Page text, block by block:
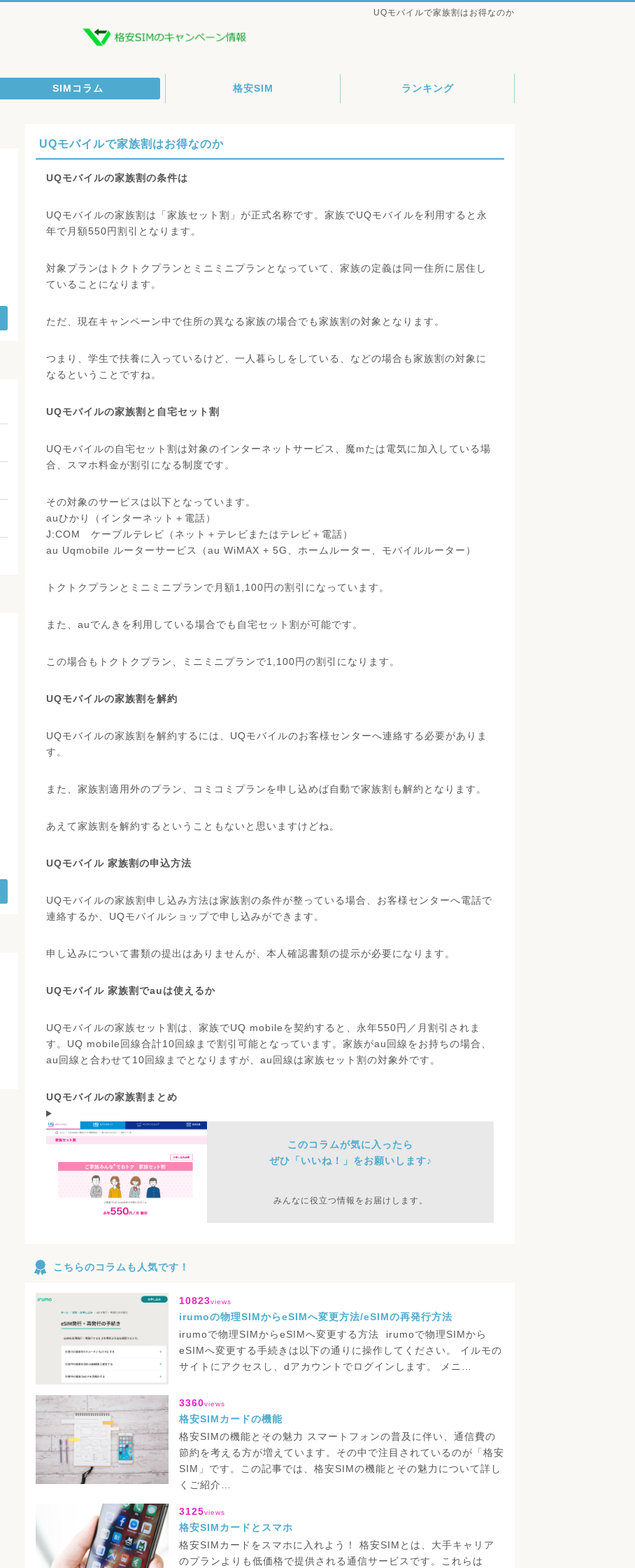
UQモバイルで家族割はお得なのか
SIMコラム 格安SIM ランキング
UQモバイルで家族割はお得なのか
UQモバイルの家族割の条件は
UQモバイルの家族割は「家族セット割」が正式名称です。家族でUQモバイルを利用すると永
年で月額550円割引となります。
対象プランはトクトクプランとミニミニプランとなっていて、家族の定義は同一住所に居住し
ていることになります。
ただ、現在キャンペーン中で住所の異なる家族の場合でも家族割の対象となります。
つまり、学生で扶養に入っているけど、一人暮らしをしている、などの場合も家族割の対象に
なるということですね。
UQモバイルの家族割と自宅セット割
UQモバイルの自宅セット割は対象のインターネットサービス、魔mたは電気に加入している場
合、スマホ料金が割引になる制度です。
その対象のサービスは以下となっています。
auひかり（インターネット＋電話）
J:COM ケーブルテレビ（ネット＋テレビまたはテレビ＋電話）
au Uqmobile ルーターサービス（au WiMAX + 5G、ホームルーター、モバイルルーター）
トクトクプランとミニミニプランで月額1,100円の割引になっています。
また、auでんきを利用している場合でも自宅セット割が可能です。
この場合もトクトクプラン、ミニミニプランで1,100円の割引になります。
UQモバイルの家族割を解約
UQモバイルの家族割を解約するには、UQモバイルのお客様センターへ連絡する必要がありま
す。
また、家族割適用外のプラン、コミコミプランを申し込めば自動で家族割も解約となります。
あえて家族割を解約するということもないと思いますけどね。
UQモバイル 家族割の申込方法
UQモバイルの家族割申し込み方法は家族割の条件が整っている場合、お客様センターへ電話で
連絡するか、UQモバイルショップで申し込みができます。
申し込みについて書類の提出はありませんが、本人確認書類の提示が必要になります。
UQモバイル 家族割でauは使えるか
UQモバイルの家族セット割は、家族でUQ mobileを契約すると、永年550円／月割引されま
す。UQ mobile回線合計10回線まで割引可能となっています。家族がau回線をお持ちの場合、
au回線と合わせて10回線までとなりますが、au回線は家族セット割の対象外です。
UQモバイルの家族割まとめ
このコラムが気に入ったら
ぜひ「いいね！」をお願いします♪
みんなに役立つ情報をお届けします。
こちらのコラムも人気です！
10823views
irumoの物理SIMからeSIMへ変更方法/eSIMの再発行方法
irumoで物理SIMからeSIMへ変更する方法 irumoで物理SIMから
eSIMへ変更する手続きは以下の通りに操作してください。 イルモの
サイトにアクセスし、dアカウントでログインします。 メニ…
3360views
格安SIMカードの機能
格安SIMの機能とその魅力 スマートフォンの普及に伴い、通信費の
節約を考える方が増えています。その中で注目されているのが「格安
SIM」です。この記事では、格安SIMの機能とその魅力について詳し
くご紹介…
3125views
格安SIMカードとスマホ
格安SIMカードをスマホに入れよう！ 格安SIMとは、大手キャリア
のプランよりも低価格で提供される通信サービスです。これらは